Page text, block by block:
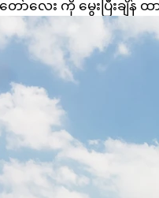
ော်လေး ကို မွေးပြီးချိန်